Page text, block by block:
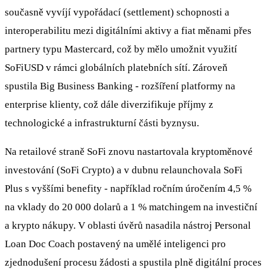
současně vyvíjí vypořádací (settlement) schopnosti a
interoperabilitu mezi digitálními aktivy a fiat měnami přes
partnery typu Mastercard, což by mělo umožnit využití
SoFiUSD v rámci globálních platebních sítí. Zároveň
spustila Big Business Banking - rozšíření platformy na
enterprise klienty, což dále diverzifikuje příjmy z
technologické a infrastrukturní části byznysu.
Na retailové straně SoFi znovu nastartovala kryptoměnové
investování (SoFi Crypto) a v dubnu relaunchovala SoFi
Plus s vyššími benefity - například ročním úročením 4,5 %
na vklady do 20 000 dolarů a 1 % matchingem na investiční
a krypto nákupy. V oblasti úvěrů nasadila nástroj Personal
Loan Doc Coach postavený na umělé inteligenci pro
zjednodušení procesu žádosti a spustila plně digitální proces